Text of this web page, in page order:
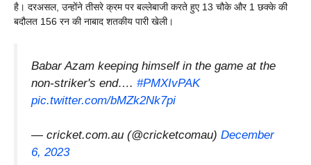
है। दरअसल, उन्होंने तीसरे क्रम पर बल्लेबाजी करते हुए 13 चौके और 1 छक्के की
बदौलत 156 रन की नाबाद शतकीय पारी खेली।
Babar Azam keeping himself in the game at the
non-striker's end…. #PMXIvPAK
pic.twitter.com/bMZk2Nk7pi
— cricket.com.au (@cricketcomau) December
6, 2023